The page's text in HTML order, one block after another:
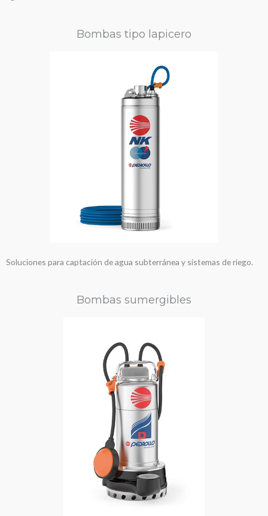
Bombas tipo lapicero
Soluciones para captación de agua subterránea y sistemas de riego.
Bombas sumergibles